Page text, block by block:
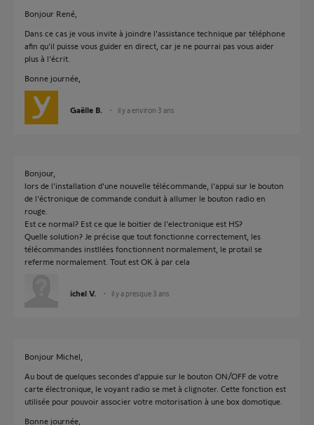
Bonjour René,
Dans ce cas je vous invite à joindre l'assistance technique par téléphone
afin qu'il puisse vous guider en direct, car je ne pourrai pas vous aider
plus à l'écrit.
Bonne journée,
Gaëlle B. il y a environ 3 ans
Bonjour,
lors de l'installation d'une nouvelle télécommande, l'appui sur le bouton
de l'éctronique de commande conduit à allumer le bouton radio en
rouge.
Est ce normal? Est ce que le boitier de l'electronique est HS?
Quelle solution? Je précise que tout fonctionne correctement, les
télécommandes instllées fonctionnent normalement, le protail se
referme normalement. Tout est OK à par cela
ichel V. il y a presque 3 ans
Bonjour Michel,
Au bout de quelques secondes d'appuie sur le bouton ON/OFF de votre
carte électronique, le voyant radio se met à clignoter. Cette fonction est
utilisée pour pouvoir associer votre motorisation à une box domotique.
Bonne journée,